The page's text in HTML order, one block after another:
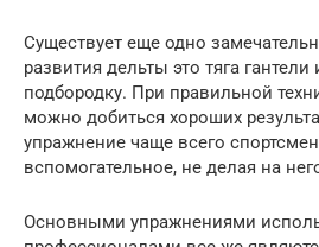
Существует еще одно
развития дельты это тяга
подбородку. При правильной
можно добиться хороших
упражнение чаще всего
вспомогательное, не делая на
Основными упражнениями